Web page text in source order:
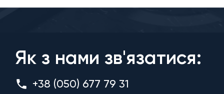
Як з нами зв'язатися:
+38 (050) 677 79 31